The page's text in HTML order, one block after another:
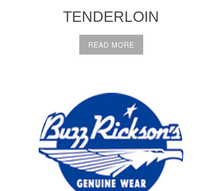
TENDERLOIN
READ MORE